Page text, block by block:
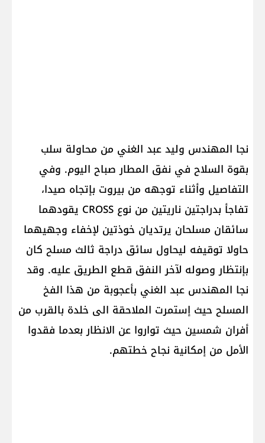
نجا المهندس وليد عبد الغني من محاولة سلب
بقوة السلاح في نفق المطار صباح اليوم. وفي
التفاصيل وأثناء توجهه من بيروت بإتجاه صيدا،
تفاجأ بدراجتين ناريتين من نوع CROSS يقودهما
سائقان مسلحان يرتديان خوذتين لإخفاء وجهيهما
حاولا توقيفه ليحاول سائق دراجة ثالث مسلح كان
بإنتظار وصوله لآخر النفق قطع الطريق عليه. وقد
نجا المهندس عبد الغني بأعجوبة من هذا الفخ
المسلح حيث إستمرت الملاحقة الى خلدة بالقرب من
أفران شمسين حيث تواروا عن الانظار بعدما فقدوا
الأمل من إمكانية نجاح خطتهم.